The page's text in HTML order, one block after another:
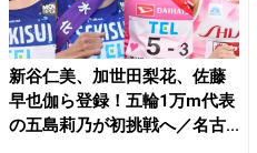
新谷仁美、加世田梨花、佐藤
早也伽ら登録！五輪1万m代表
の五島莉乃が初挑戦へ／名古...